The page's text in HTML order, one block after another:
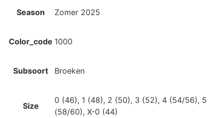
Season Zomer 2025
Color_code 1000
Subsoort Broeken
Size
0 (46), 1 (48), 2 (50), 3 (52), 4 (54/56), 5
(58/60), X-0 (44)